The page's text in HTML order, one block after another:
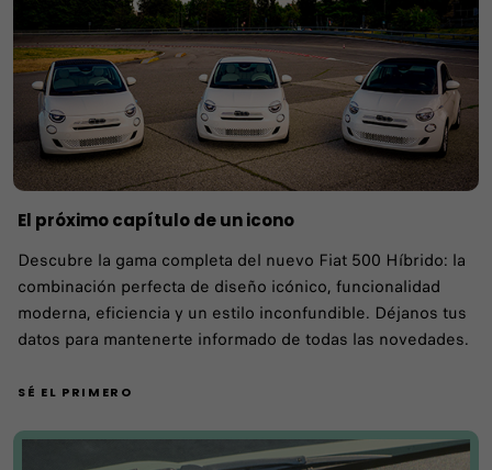
El próximo capítulo de un icono
Descubre la gama completa del nuevo Fiat 500 Híbrido: la
combinación perfecta de diseño icónico, funcionalidad
moderna, eficiencia y un estilo inconfundible. Déjanos tus
datos para mantenerte informado de todas las novedades.
SÉ EL PRIMERO